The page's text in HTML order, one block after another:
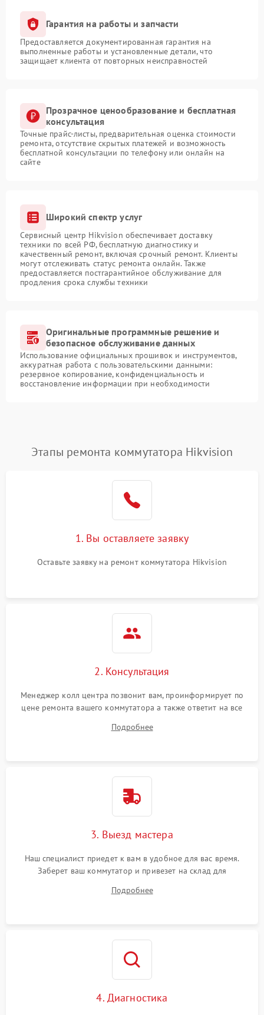
Гарантия на работы и запчасти
Предоставляется документированная гарантия на
выполненные работы и установленные детали, что
защищает клиента от повторных неисправностей
Прозрачное ценообразование и бесплатная
консультация
Точные прайс-листы, предварительная оценка стоимости
ремонта, отсутствие скрытых платежей и возможность
бесплатной консультации по телефону или онлайн на
сайте
Широкий спектр услуг
Сервисный центр Hikvision обеспечивает доставку
техники по всей РФ, бесплатную диагностику и
качественный ремонт, включая срочный ремонт. Клиенты
могут отслеживать статус ремонта онлайн. Также
предоставляется постгарантийное обслуживание для
продления срока службы техники
Оригинальные программные решение и
безопасное обслуживание данных
Использование официальных прошивок и инструментов,
аккуратная работа с пользовательскими данными:
резервное копирование, конфиденциальность и
восстановление информации при необходимости
Этапы ремонта коммутатора Hikvision
1. Вы оставляете заявку
Оставьте заявку на ремонт коммутатора Hikvision
2. Консультация
Менеджер колл центра позвонит вам, проинформирует по
цене ремонта вашего коммутатора а также ответит на все
Подробнее
3. Выезд мастера
Наш специалист приедет к вам в удобное для вас время.
Заберет ваш коммутатор и привезет на склад для
Подробнее
4. Диагностика